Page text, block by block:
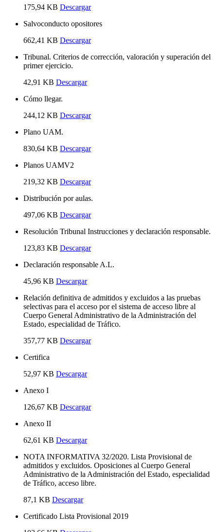
175,94 KB Descargar
Salvoconducto opositores
662,41 KB Descargar
Tribunal. Criterios de corrección, valoración y superación del
primer ejercicio.
42,91 KB Descargar
Cómo llegar.
244,12 KB Descargar
Plano UAM.
830,64 KB Descargar
Planos UAMV2
219,32 KB Descargar
Distribución por aulas.
497,06 KB Descargar
Resolución Tribunal Instrucciones y declaración responsable.
123,83 KB Descargar
Declaración responsable A.L.
45,96 KB Descargar
Relación definitiva de admitidos y excluidos a las pruebas
selectivas para el acceso por el sistema de acceso libre al
Cuerpo General Administrativo de la Administración del
Estado, especialidad de Tráfico.
357,77 KB Descargar
Certifica
52,97 KB Descargar
Anexo I
126,67 KB Descargar
Anexo II
62,61 KB Descargar
NOTA INFORMATIVA 32/2020. Lista Provisional de
admitidos y excluidos. Oposiciones al Cuerpo General
Administrativo de la Administración del Estado, especialidad
de Tráfico, acceso libre.
87,1 KB Descargar
Certificado Lista Provisional 2019